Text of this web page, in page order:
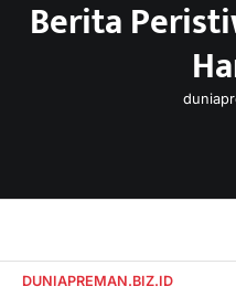
SkipBerita
DUNIAPREMAN.BIZ.ID